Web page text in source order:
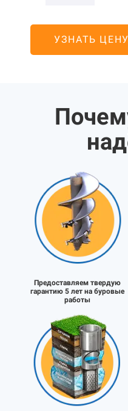
УЗНАТЬ
Предоставляем твердую
гарантию 5 лет на буровые
работы